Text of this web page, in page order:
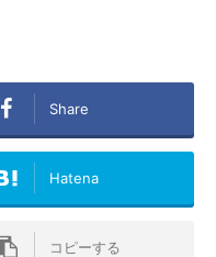
Share
Hatena
コピーする